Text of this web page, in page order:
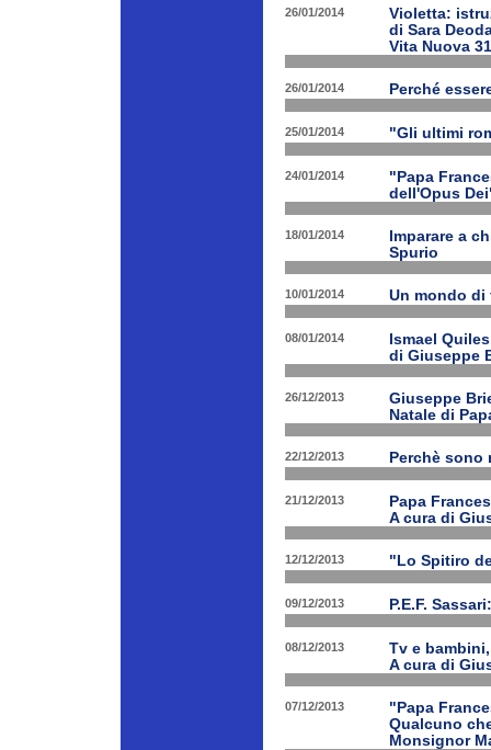
26/01/2014
Violetta:
di Sara
Vita Nuova
26/01/2014 Perché
25/01/2014 "Gli ultimi
24/01/2014
"Papa
dell'Opus
18/01/2014
Imparare a
Spurio
10/01/2014 Un mondo di
08/01/2014
Ismael
di Giuseppe
26/12/2013
Giuseppe
Natale di
22/12/2013 Perchè sono
21/12/2013
Papa
A cura di
12/12/2013 "Lo Spitiro
09/12/2013 P.E.F.
08/12/2013
Tv e
A cura di
07/12/2013
"Papa
Qualcuno
Monsignor